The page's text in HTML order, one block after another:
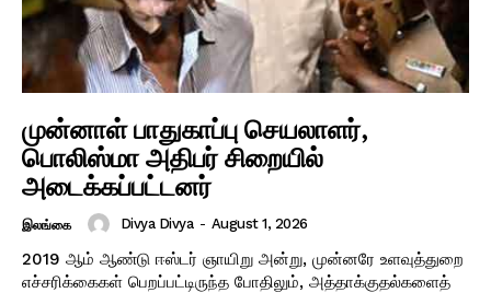
முன்னாள் பாதுகாப்பு செயலாளர்,
பொலிஸ்மா அதிபர் சிறையில்
அடைக்கப்பட்டனர்
இலங்கை Divya Divya - August 1, 2026
2019 ஆம் ஆண்டு ஈஸ்டர் ஞாயிறு அன்று, முன்னரே உளவுத்துறை
எச்சரிக்கைகள் பெறப்பட்டிருந்த போதிலும், அத்தாக்குதல்களைத்